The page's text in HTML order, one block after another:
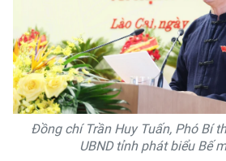
Đồng chí Trần Huy Tuấn, Phó Bí
UBND tỉnh phát biểu Bế